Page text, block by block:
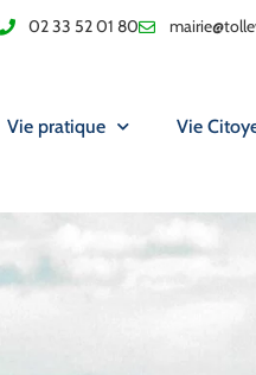
02 33 52 01 80
Vie pratique Vie